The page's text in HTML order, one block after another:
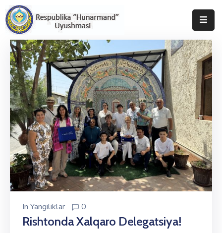
Bosh
Sahifa
Uyushma
Haqida
Tadbirlar
Milliy
Katalog
Matbuot
Xizmati
InYangiliklar 0
Rishtonda Xalqaro Delegatsiya!